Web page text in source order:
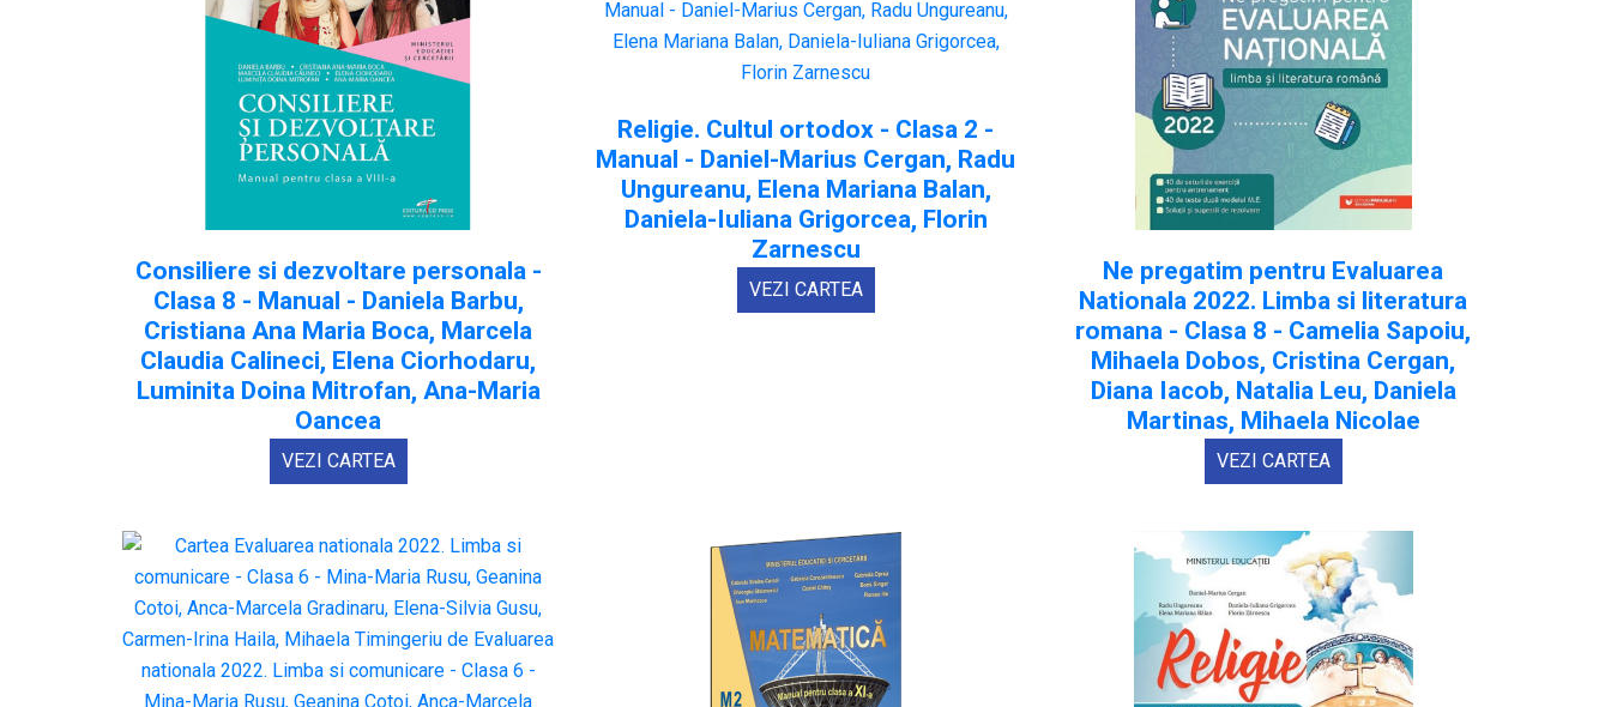
Consiliere si dezvoltare personala -
Clasa 8 - Manual - Daniela Barbu,
Cristiana Ana Maria Boca, Marcela
Claudia Calineci, Elena Ciorhodaru,
Luminita Doina Mitrofan, Ana-Maria
Oancea
VEZI CARTEA
Religie. Cultul ortodox - Clasa 2 -
Manual - Daniel-Marius Cergan, Radu
Ungureanu, Elena Mariana Balan,
Daniela-Iuliana Grigorcea, Florin
Zarnescu
VEZI CARTEA
Ne pregatim pentru Evaluarea
Nationala 2022. Limba si literatura
romana - Clasa 8 - Camelia Sapoiu,
Mihaela Dobos, Cristina Cergan,
Diana Iacob, Natalia Leu, Daniela
Martinas, Mihaela Nicolae
VEZI CARTEA